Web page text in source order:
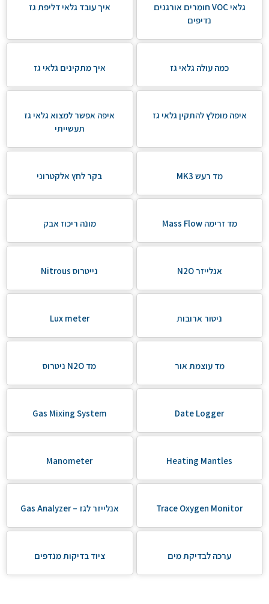
גלאי VOC חומרים אורגנים
נדיפים
איך עובד גלאי דליפת גז
כמה עולה גלאי גז איך מתקינים גלאי גז
איפה מומלץ להתקין גלאי גז
איפה אפשר למצוא גלאי גז
תעשייתי
מד רעש MK3 בקר לחץ אלקטרוני
מד זרימה Mass Flow מונה ריכוז אבק
אנלייזר N2O נייטרוס Nitrous
ניטור ארובות Lux meter
מד עוצמת אור מד N2O ניטרוס
Date Logger
Gas Mixing System
Heating Mantles
Manometer
Trace Oxygen Monitor אנלייזר לגז – Gas Analyzer
ערכה לבדיקת מים ציוד בדיקות מנדפים